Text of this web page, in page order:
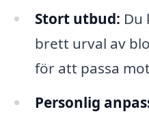
Stort utbud: Du
brett urval av
för att passa
Personlig